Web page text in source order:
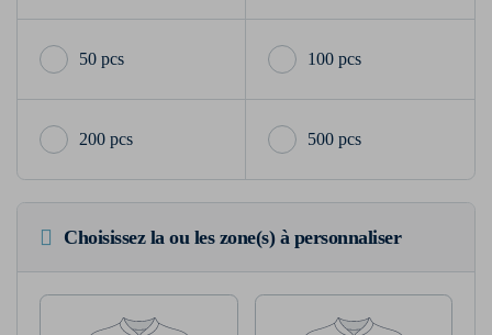
50 pcs 100 pcs
200 pcs 500 pcs
Choisissez la ou les zone(s) à personnaliser